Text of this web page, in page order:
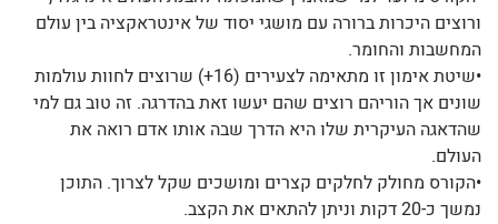
ורוצים היכרות ברורה עם מושגי יסוד של אינטראקציה בין עולם
המחשבות והחומר.
•שיטת אימון זו מתאימה לצעירים (16+) שרוצים לחוות עולמות
שונים אך הוריהם רוצים שהם יעשו זאת בהדרגה. זה טוב גם למי
שהדאגה העיקרית שלו היא הדרך שבה אותו אדם רואה את
העולם.
•הקורס מחולק לחלקים קצרים ומושכים שקל לצרוך. התוכן
נמשך כ-20 דקות וניתן להתאים את הקצב.